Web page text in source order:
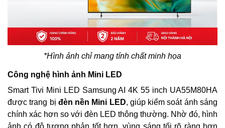
*Hình ảnh chỉ mang tính chất minh họa
Công nghệ hình ảnh Mini LED
Smart Tivi Mini LED Samsung AI 4K 55 inch UA55M80HA
được trang bị đèn nền Mini LED, giúp kiểm soát ánh sáng
chính xác hơn so với đèn LED thông thường. Nhờ đó, hình
ảnh có độ tương phản tốt hơn, vùng sáng tối rõ ràng hơn